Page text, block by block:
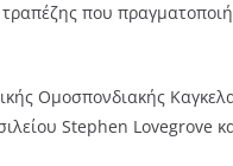
που
Ομοσπονδιακής
Stephen Lovegrove